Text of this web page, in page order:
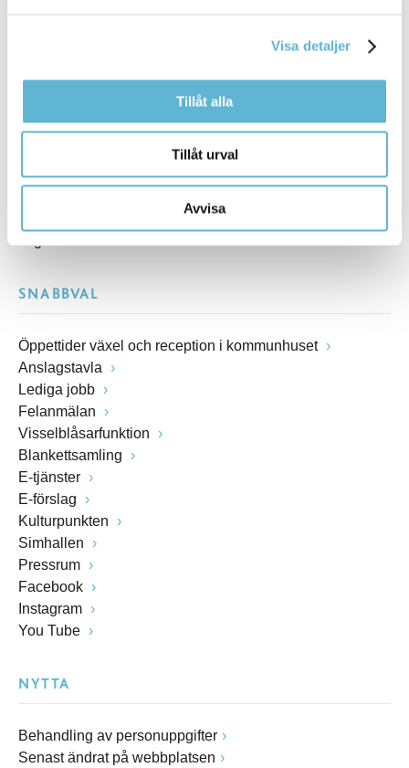
Visa detaljer
Tillåt alla
Tillåt urval
Avvisa
kommunstyrelsen@bromolla.se
Webbadress
SNABBVAL
Öppettider växel och reception i kommunhuset
Anslagstavla
Lediga jobb
Felanmälan
Visselblåsarfunktion
Blankettsamling
E-tjänster
E-förslag
Kulturpunkten
Simhallen
Pressrum
Facebook
Instagram
You Tube
NYTTA
Behandling av personuppgifter
Senast ändrat på webbplatsen